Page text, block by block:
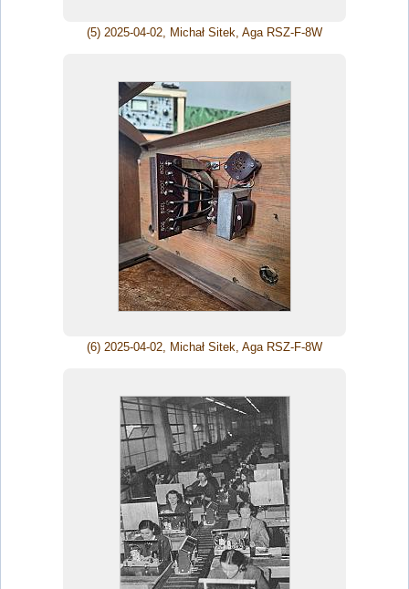
(5) 2025-04-02, Michał Sitek, Aga RSZ-F-8W
(6) 2025-04-02, Michał Sitek, Aga RSZ-F-8W